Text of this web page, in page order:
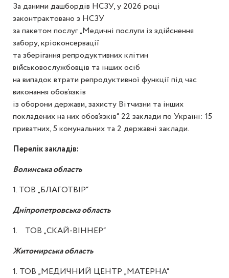
За даними дашбордів НСЗУ, у 2026 році
законтрактовано з НСЗУ
за пакетом послуг „Медичні послуги із здійснення
забору, кріоконсервації
та зберігання репродуктивних клітин
військовослужбовців та інших осіб
на випадок втрати репродуктивної функції під час
виконання обов’язків
із оборони держави, захисту Вітчизни та інших
покладених на них обов’язків“ 22 заклади по Україні: 15
приватних, 5 комунальних та 2 державні заклади.
Перелік закладів:
Волинська область
1. ТОВ „БЛАГОТВІР“
Дніпропетровська область
ТОВ „СКАЙ-ВІННЕР“
Житомирська область
1. ТОВ „МЕДИЧНИЙ ЦЕНТР „МАТЕРНА“